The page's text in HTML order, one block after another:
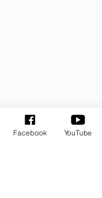
Facebook YouTube